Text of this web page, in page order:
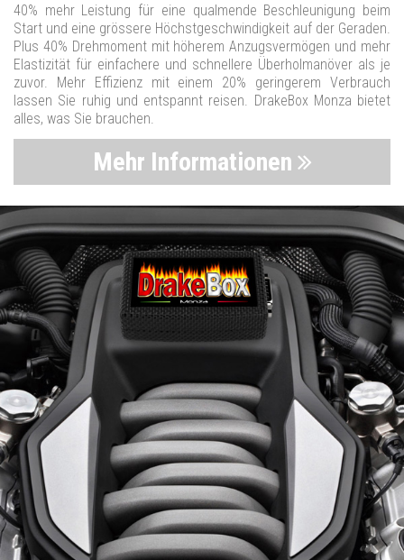
40% mehr Leistung für eine qualmende Beschleunigung beim
Start und eine grössere Höchstgeschwindigkeit auf der Geraden.
Plus 40% Drehmoment mit höherem Anzugsvermögen und mehr
Elastizität für einfachere und schnellere Überholmanöver als je
zuvor. Mehr Effizienz mit einem 20% geringerem Verbrauch
lassen Sie ruhig und entspannt reisen. DrakeBox Monza bietet
alles, was Sie brauchen.
Mehr Informationen